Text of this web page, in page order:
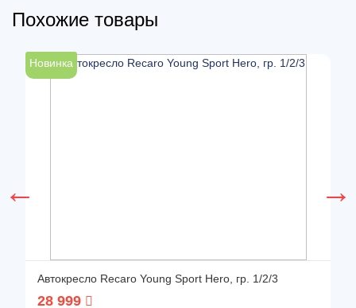
Похожие товары
Новинка
Автокресло Recaro Young Sport Hero, гр. 1/2/3
28 999